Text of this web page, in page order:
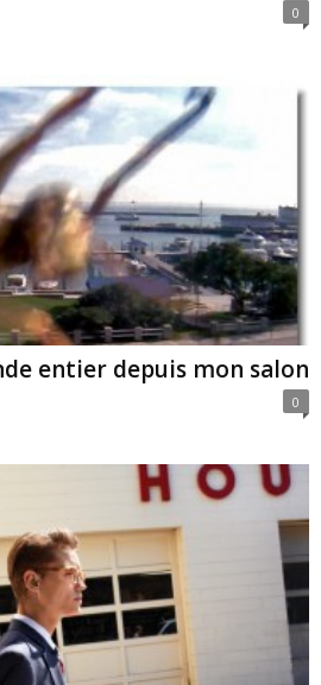
0
entier depuis mon salon
0